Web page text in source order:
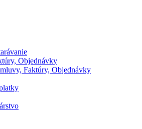
Objednávky
Faktúry, Objednávky